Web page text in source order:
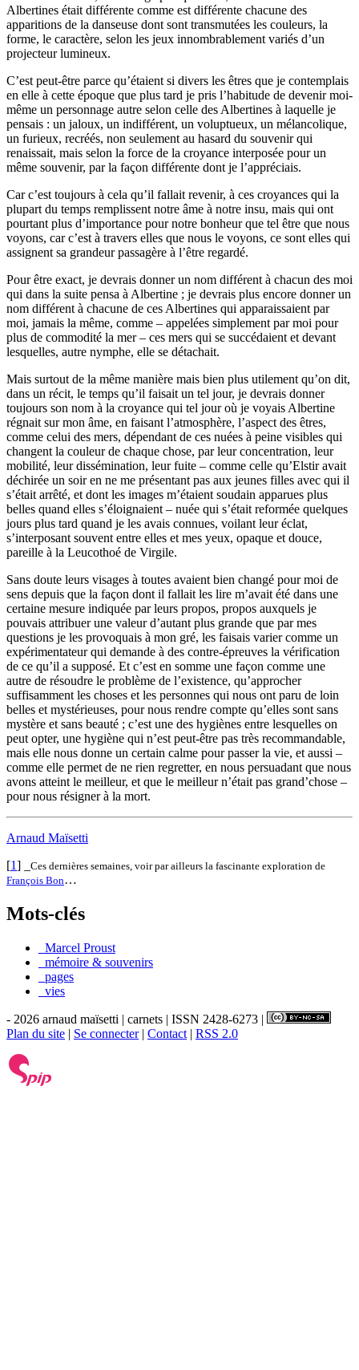
Albertines était différente comme est différente chacune des
apparitions de la danseuse dont sont transmutées les couleurs, la
forme, le caractère, selon les jeux innombrablement variés d’un
projecteur lumineux.
C’est peut-être parce qu’étaient si divers les êtres que je contemplais
en elle à cette époque que plus tard je pris l’habitude de devenir moi-
même un personnage autre selon celle des Albertines à laquelle je
pensais : un jaloux, un indifférent, un voluptueux, un mélancolique,
un furieux, recréés, non seulement au hasard du souvenir qui
renaissait, mais selon la force de la croyance interposée pour un
même souvenir, par la façon différente dont je l’appréciais.
Car c’est toujours à cela qu’il fallait revenir, à ces croyances qui la
plupart du temps remplissent notre âme à notre insu, mais qui ont
pourtant plus d’importance pour notre bonheur que tel être que nous
voyons, car c’est à travers elles que nous le voyons, ce sont elles qui
assignent sa grandeur passagère à l’être regardé.
Pour être exact, je devrais donner un nom différent à chacun des moi
qui dans la suite pensa à Albertine ; je devrais plus encore donner un
nom différent à chacune de ces Albertines qui apparaissaient par
moi, jamais la même, comme – appelées simplement par moi pour
plus de commodité la mer – ces mers qui se succédaient et devant
lesquelles, autre nymphe, elle se détachait.
Mais surtout de la même manière mais bien plus utilement qu’on dit,
dans un récit, le temps qu’il faisait un tel jour, je devrais donner
toujours son nom à la croyance qui tel jour où je voyais Albertine
régnait sur mon âme, en faisant l’atmosphère, l’aspect des êtres,
comme celui des mers, dépendant de ces nuées à peine visibles qui
changent la couleur de chaque chose, par leur concentration, leur
mobilité, leur dissémination, leur fuite – comme celle qu’Elstir avait
déchirée un soir en ne me présentant pas aux jeunes filles avec qui il
s’était arrêté, et dont les images m’étaient soudain apparues plus
belles quand elles s’éloignaient – nuée qui s’était reformée quelques
jours plus tard quand je les avais connues, voilant leur éclat,
s’interposant souvent entre elles et mes yeux, opaque et douce,
pareille à la Leucothoé de Virgile.
Sans doute leurs visages à toutes avaient bien changé pour moi de
sens depuis que la façon dont il fallait les lire m’avait été dans une
certaine mesure indiquée par leurs propos, propos auxquels je
pouvais attribuer une valeur d’autant plus grande que par mes
questions je les provoquais à mon gré, les faisais varier comme un
expérimentateur qui demande à des contre-épreuves la vérification
de ce qu’il a supposé. Et c’est en somme une façon comme une
autre de résoudre le problème de l’existence, qu’approcher
suffisamment les choses et les personnes qui nous ont paru de loin
belles et mystérieuses, pour nous rendre compte qu’elles sont sans
mystère et sans beauté ; c’est une des hygiènes entre lesquelles on
peut opter, une hygiène qui n’est peut-être pas très recommandable,
mais elle nous donne un certain calme pour passer la vie, et aussi –
comme elle permet de ne rien regretter, en nous persuadant que nous
avons atteint le meilleur, et que le meilleur n’était pas grand’chose –
pour nous résigner à la mort.
Arnaud Maïsetti
[1]
Ces dernières semaines, voir par ailleurs la fascinante exploration de
François Bon…
Mots-clés
_Marcel Proust
_mémoire & souvenirs
_pages
_vies
- 2026 arnaud maïsetti | carnets | ISSN 2428-6273 |
Plan du site | Se connecter| Contact | RSS 2.0